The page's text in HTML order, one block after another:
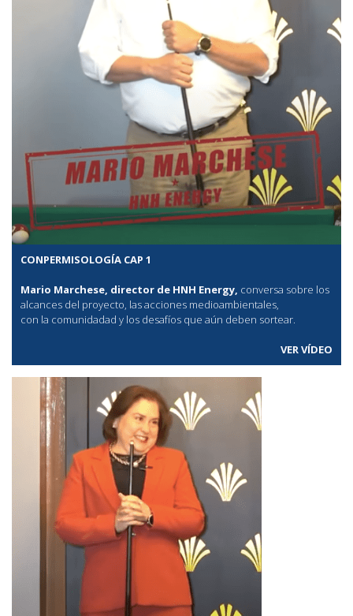
CONPERMISOLOGÍA CAP 1
Mario Marchese, director de HNH Energy, conversa sobre los
alcances del proyecto, las acciones medioambientales,
con la comunidadad y los desafíos que aún deben sortear.
VER VÍDEO